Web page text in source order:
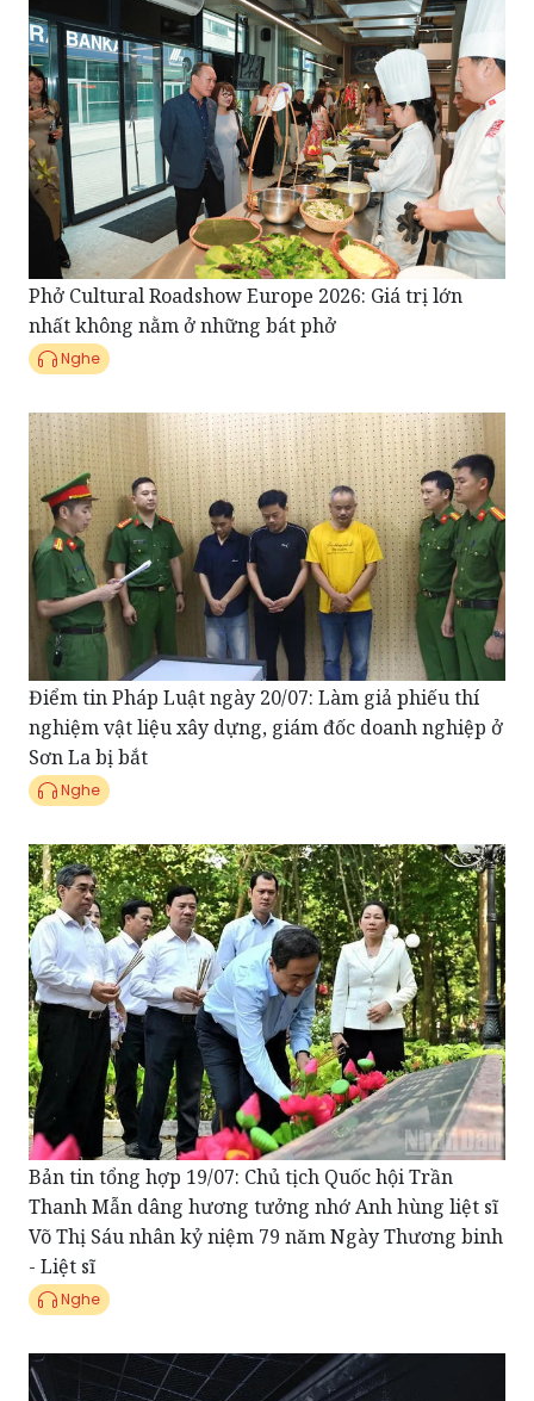
Phở Cultural Roadshow Europe 2026: Giá trị lớn
nhất không nằm ở những bát phở
Nghe
Điểm tin Pháp Luật ngày 20/07: Làm giả phiếu thí
nghiệm vật liệu xây dựng, giám đốc doanh nghiệp ở
Sơn La bị bắt
Nghe
Bản tin tổng hợp 19/07: Chủ tịch Quốc hội Trần
Thanh Mẫn dâng hương tưởng nhớ Anh hùng liệt sĩ
Võ Thị Sáu nhân kỷ niệm 79 năm Ngày Thương binh
- Liệt sĩ
Nghe